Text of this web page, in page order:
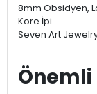
8mm Obsidyen,
Kore İpi
Seven Art